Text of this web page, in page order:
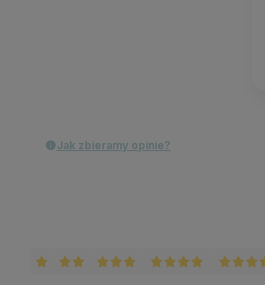
Jak zbieramy opinie?